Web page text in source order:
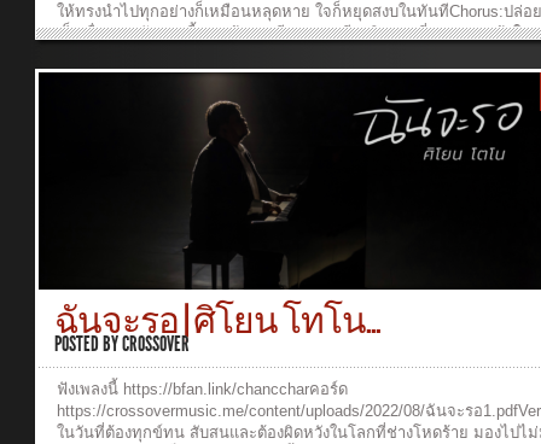
ให้ทรงนำไปทุกอย่างก็เหมือนหลุดหาย ใจก็หยุดสงบในทันทีChorus:ปล่อ
เป็นเรื่องของวันพรุ่งนี้พระเจ้าทรงมีแผนการดีๆ เกินกว่าที่เราเองจะเข้าใจ
(อย่างไรพระองค์จะนำทาง)Verse 2: เหมือนทุ่งหญ้าที่เห็นมีดอกไม้ พระอ
ดูแลให้เติบโตขึ้นไปงดงามจับใจ ทรงรักเรามากมายซักแค่ไหนกังวลทำไม
พระเจ้ามีหนทาง ฝากความหวังและยอม
ไว้ใจ_______________________________Music
Ruangkit YongpiyakulLyric: Panya PakunpanyaMelody: Jearasak
KhvanvanArranger: Jearasak KhvanvanArtist: Theeraya
SongtangthamBackground Vocals: Jearasak Khvanvan, Tanyaporn
ngernAcoustic Guitar: Ruangkit YongpiyakulElectric Guitar: Ruangkit
YongpiyakulBass: Burin SupakarapongkulDrums: Jearasak
KhvanvanMixed and Mastering: Burin SupakarapongkulVideo
Production:Executive Producer: Ruangkit YongpiyakulProducer:
PakunpanyaDirector: Ruangkit YongpiyakulCamera 1: Tanyaporn
ngernCamera 2: Waranya PakunpanyaEditor/Colorist: Tanyaporn
Baipor Ananya, Pomm Panya, Pop Rungroj, Bim Titima, Beck Sarita
Special Thanks: Tae Taechin, Wiriyakitnukul’s...
ฉันจะรอ | ศิโยน โทโน...
POSTED BYCROSSOVER
ฟังเพลงนี้ https://bfan.link/chanccharคอร์ด
https://crossovermusic.me/content/uploads/2022/08/ฉันจะรอ
ในวันที่ต้องทุกข์ทน สับสนและต้องผิดหวังในโลกที่ช่างโหดร้าย มองไปไ